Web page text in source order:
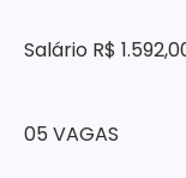
Salário R$
05 VAGAS